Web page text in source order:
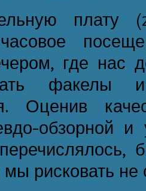
плату
где нас
факелы
Оценив
обзорной и
рисковать не